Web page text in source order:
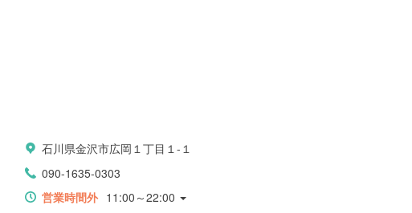
石川県金沢市広岡１丁目１-１
090-1635-0303
営業時間外 11:00～22:00